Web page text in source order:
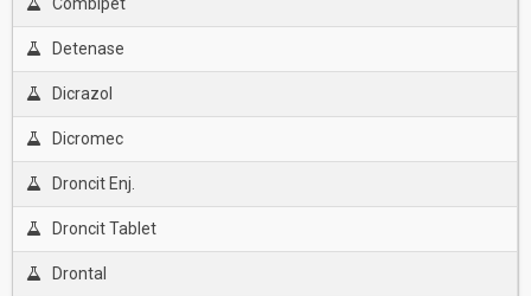
Detenase
Dicrazol
Dicromec
Droncit Enj.
Droncit Tablet
Drontal